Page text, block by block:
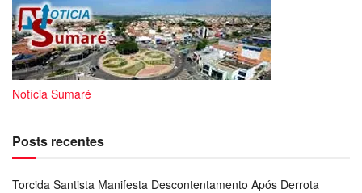
Notícia Sumaré
Posts recentes
Torcida Santista Manifesta Descontentamento Após Derrota